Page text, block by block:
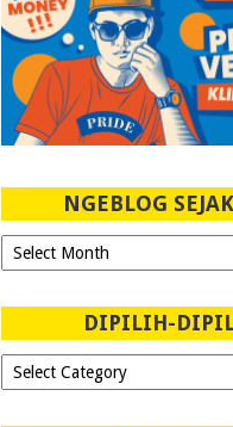
NGEBLOG
Ngeblog
Sejak
DIPILIH-
Dipilih-
dipilih..